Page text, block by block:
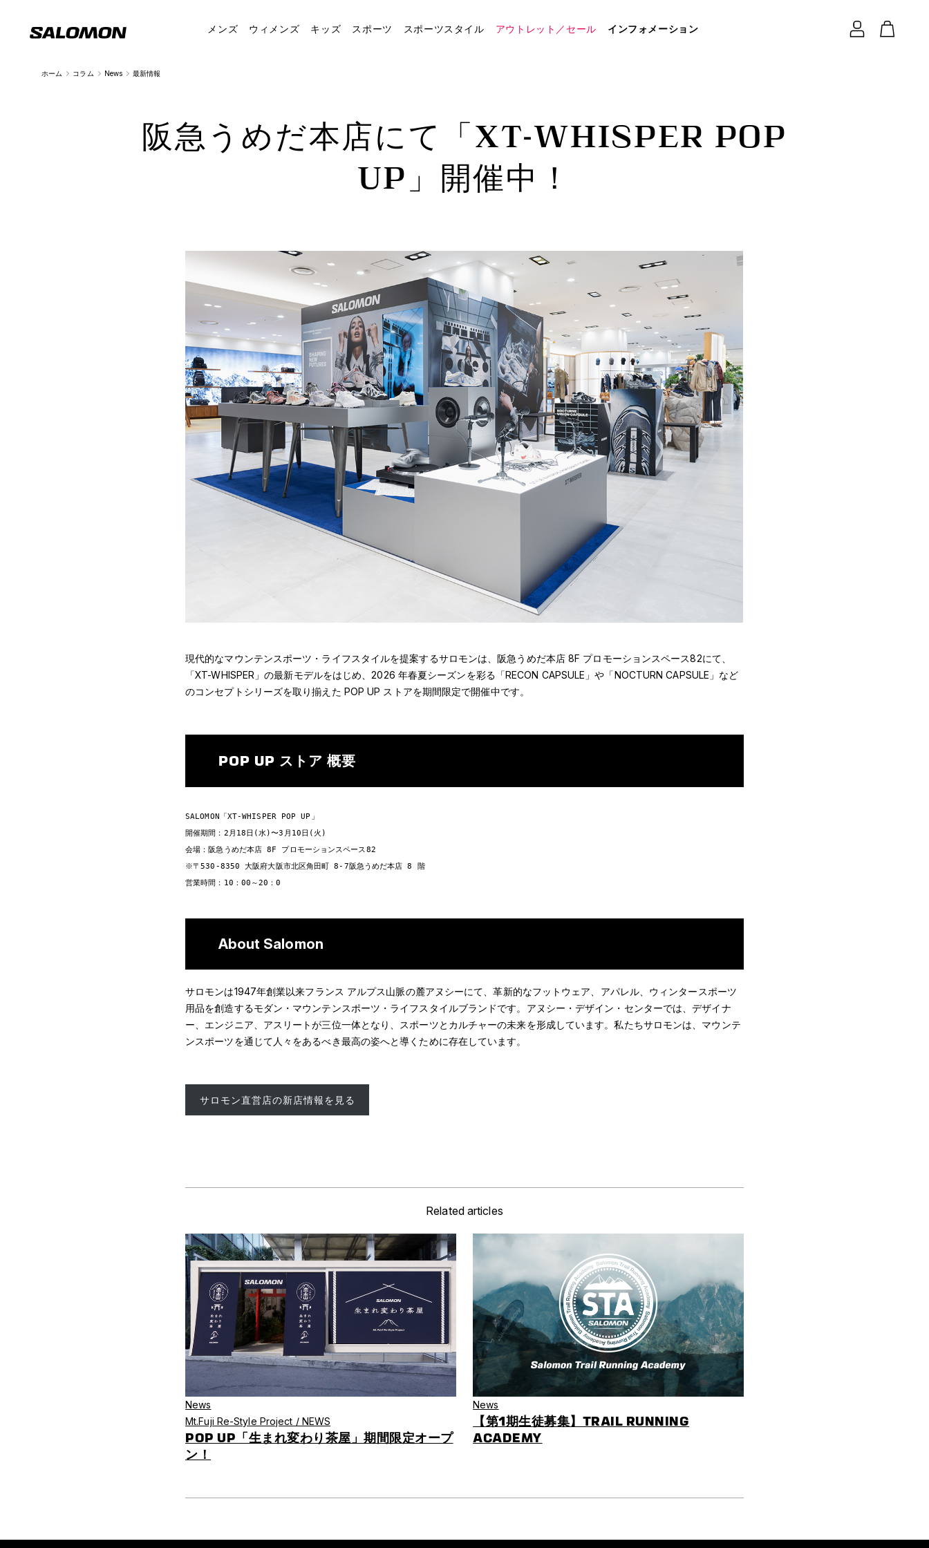
メンズ ウィメンズ キッズ スポーツ スポーツスタイル アウトレット／セール インフォメーション
グ
イ
ー
ホーム コラム News 最新情報
阪急うめだ本店にて「XT-WHISPER POP
UP」開催中！
現代的なマウンテンスポーツ・ライフスタイルを提案するサロモンは、阪急うめだ本店 8F プロモーションスペース82にて、
「XT-WHISPER」の最新モデルをはじめ、2026 年春夏シーズンを彩る「RECON CAPSULE」や「NOCTURN CAPSULE」など
のコンセプトシリーズを取り揃えた POP UP ストアを期間限定で開催中です。
POP UP ストア 概要
SALOMON「XT-WHISPER POP UP」
開催期間：2月18日(水)〜3月10日(火)
会場：阪急うめだ本店 8F プロモーションスペース82
※〒530-8350 大阪府大阪市北区角田町 8-7阪急うめだ本店 8 階
営業時間：10：00～20：0
About Salomon
サロモンは1947年創業以来フランス アルプス山脈の麓アヌシーにて、革新的なフットウェア、アパレル、ウィンタースポーツ
用品を創造するモダン・マウンテンスポーツ・ライフスタイルブランドです。アヌシー・デザイン・センターでは、デザイナ
ー、エンジニア、アスリートが三位一体となり、スポーツとカルチャーの未来を形成しています。私たちサロモンは、マウンテ
ンスポーツを通じて人々をあるべき最高の姿へと導くために存在しています。
サロモン直営店の新店情報を見る
Related articles
News
Mt.Fuji Re-Style Project / NEWS
POP UP「生まれ変わり茶屋」期間限定オープ
ン！
News
【第1期生徒募集】TRAIL RUNNING
ACADEMY